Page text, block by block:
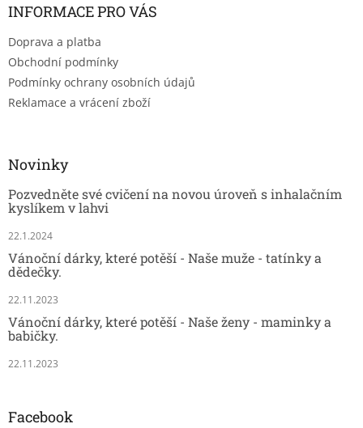
INFORMACE PRO VÁS
Doprava a platba
Obchodní podmínky
Podmínky ochrany osobních údajů
Reklamace a vrácení zboží
Novinky
Pozvedněte své cvičení na novou úroveň s inhalačním
kyslíkem v lahvi
22.1.2024
Vánoční dárky, které potěší - Naše muže - tatínky a
dědečky.
22.11.2023
Vánoční dárky, které potěší - Naše ženy - maminky a
babičky.
22.11.2023
Facebook